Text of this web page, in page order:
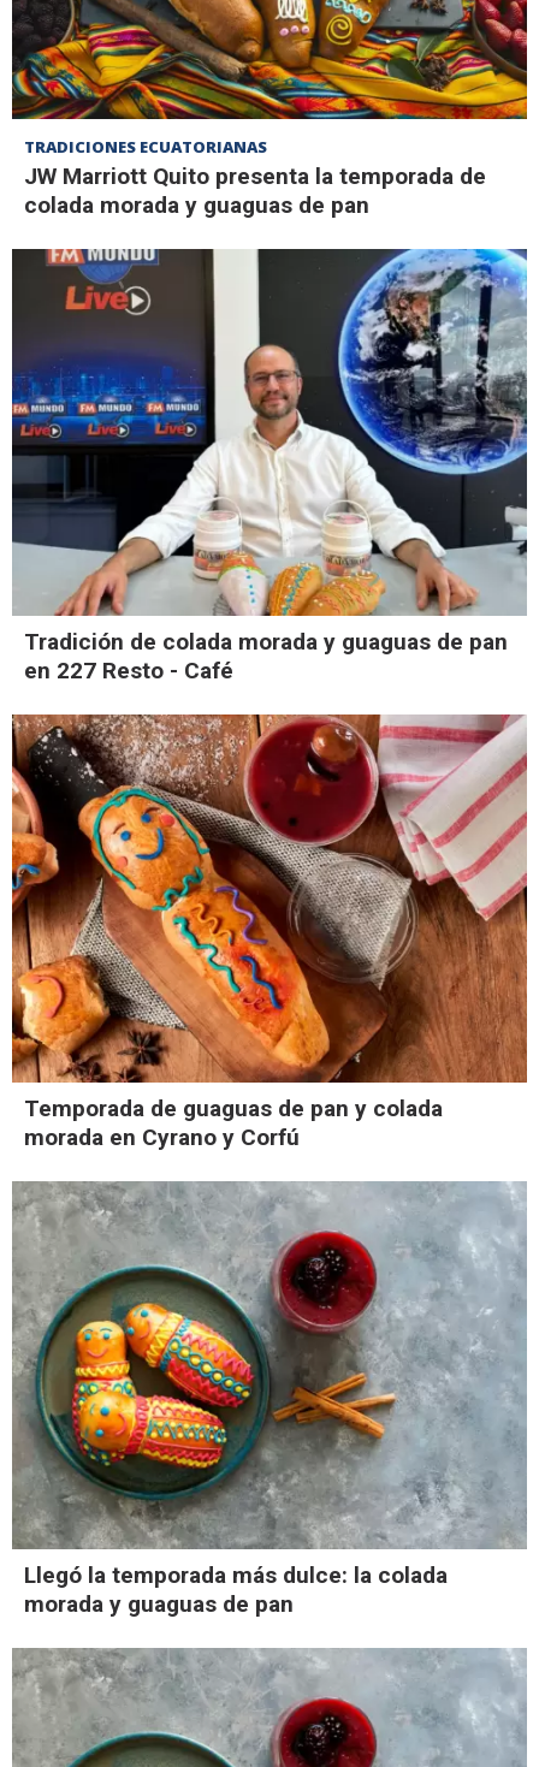
TRADICIONES ECUATORIANAS
JW Marriott Quito presenta la temporada de
colada morada y guaguas de pan
Tradición de colada morada y guaguas de pan
en 227 Resto - Café
Temporada de guaguas de pan y colada
morada en Cyrano y Corfú
Llegó la temporada más dulce: la colada
morada y guaguas de pan